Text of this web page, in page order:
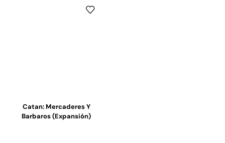
Catan: Mercaderes Y
Barbaros (expansión)